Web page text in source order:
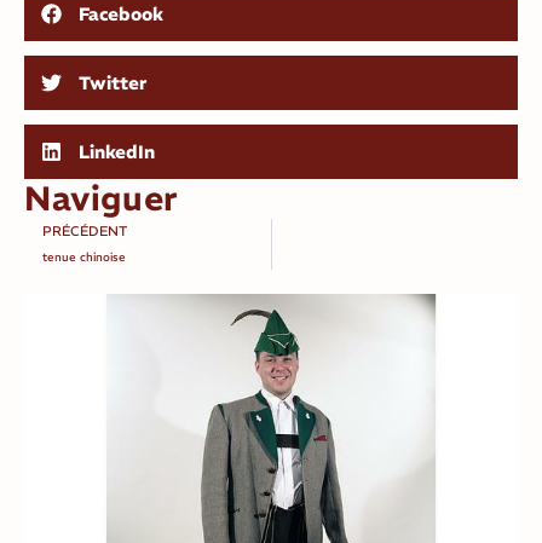
Facebook
Twitter
LinkedIn
Naviguer
PRÉCÉDENT
tenue chinoise